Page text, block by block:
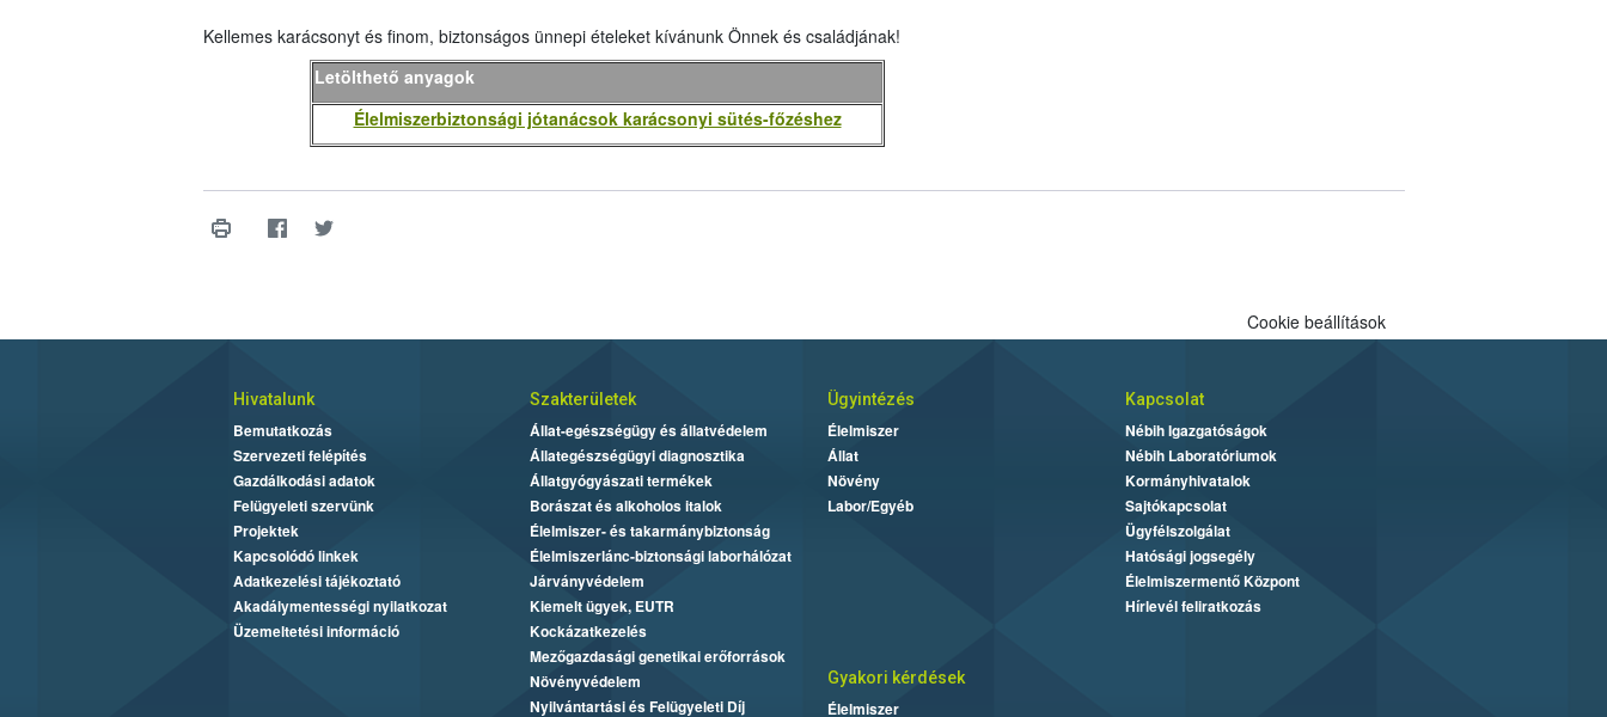
Kellemes karácsonyt és finom, biztonságos ünnepi ételeket kívánunk Önnek és családjának!
Letölthető anyagok
Élelmiszerbiztonsági jótanácsok karácsonyi sütés-főzéshez
Cookie beállítások
Hivatalunk
Bemutatkozás
Szervezeti felépítés
Gazdálkodási adatok
Felügyeleti szervünk
Projektek
Kapcsolódó linkek
Adatkezelési tájékoztató
Akadálymentességi nyilatkozat
Üzemeltetési információ
Szakterületek
Állat-egészségügy és állatvédelem
Állategészségügyi diagnosztika
Állatgyógyászati termékek
Borászat és alkoholos italok
Élelmiszer- és takarmánybiztonság
Élelmiszerlánc-biztonsági laborhálózat
Járványvédelem
Kiemelt ügyek, EUTR
Kockázatkezelés
Mezőgazdasági genetikai erőforrások
Növényvédelem
Nyilvántartási és Felügyeleti Díj
Ügyintézés
Élelmiszer
Állat
Növény
Labor/Egyéb
Kapcsolat
Nébih Igazgatóságok
Nébih Laboratóriumok
Kormányhivatalok
Sajtókapcsolat
Ügyfélszolgálat
Hatósági jogsegély
Élelmiszermentő Központ
Hírlevél feliratkozás
Gyakori kérdések
Élelmiszer